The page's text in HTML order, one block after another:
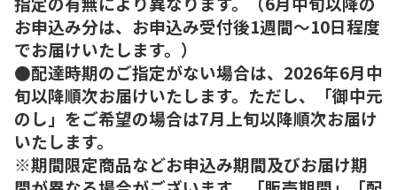
お申込み分は、お申込み受付後1週間～10日程度
でお届けいたします。）
●配達時期のご指定がない場合は、2026年6月中
旬以降順次お届けいたします。ただし、「御中元
のし」をご希望の場合は7月上旬以降順次お届け
いたします。
※期間限定商品などお申込み期間及びお届け期